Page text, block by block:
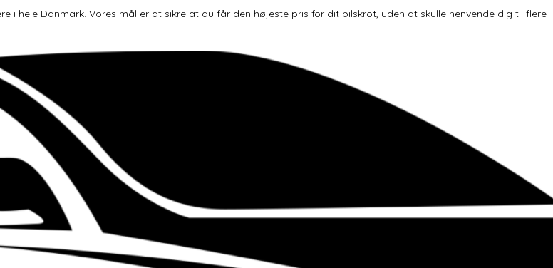
hele Danmark. Vores mål er at sikre at du får den højeste pris for dit bilskrot, uden at skulle henvende dig til flere